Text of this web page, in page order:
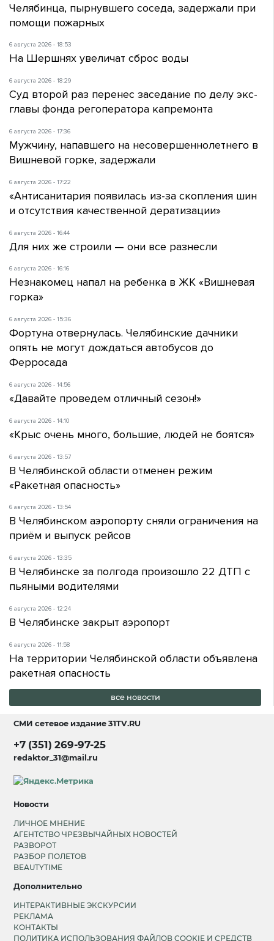
Челябинца, пырнувшего соседа, задержали при
помощи пожарных
6 августа 2026 - 18:53
На Шершнях увеличат сброс воды
6 августа 2026 - 18:29
Суд второй раз перенес заседание по делу экс-
главы фонда регоператора капремонта
6 августа 2026 - 17:36
Мужчину, напавшего на несовершеннолетнего в
Вишневой горке, задержали
6 августа 2026 - 17:22
«Антисанитария появилась из-за скопления шин
и отсутствия качественной дератизации»
6 августа 2026 - 16:44
Для них же строили — они все разнесли
6 августа 2026 - 16:16
Незнакомец напал на ребенка в ЖК «Вишневая
горка»
6 августа 2026 - 15:36
Фортуна отвернулась. Челябинские дачники
опять не могут дождаться автобусов до
Ферросада
6 августа 2026 - 14:56
«Давайте проведем отличный сезон!»
6 августа 2026 - 14:10
«Крыс очень много, большие, людей не боятся»
6 августа 2026 - 13:57
В Челябинской области отменен режим
«Ракетная опасность»
6 августа 2026 - 13:54
В Челябинском аэропорту сняли ограничения на
приём и выпуск рейсов
6 августа 2026 - 13:35
В Челябинске за полгода произошло 22 ДТП с
пьяными водителями
6 августа 2026 - 12:24
В Челябинске закрыт аэропорт
6 августа 2026 - 11:58
На территории Челябинской области объявлена
ракетная опасность
все новости
СМИ сетевое издание31TV.RU
+7 (351) 269-97-25
redaktor_31@mail.ru
Новости
ЛИЧНОЕ МНЕНИЕ
АГЕНТСТВО ЧРЕЗВЫЧАЙНЫХ НОВОСТЕЙ
РАЗВОРОТ
РАЗБОР ПОЛЕТОВ
BEAUTYTIME
Дополнительно
ИНТЕРАКТИВНЫЕ ЭКСКУРСИИ
РЕКЛАМА
КОНТАКТЫ
ПОЛИТИКА ИСПОЛЬЗОВАНИЯ ФАЙЛОВ COOKIE И СРЕДСТВ